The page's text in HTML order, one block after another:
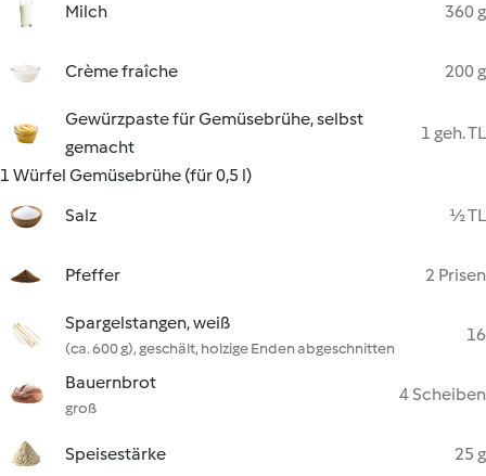
Milch 360 g
Crème fraîche 200 g
Gewürzpaste für Gemüsebrühe, selbst
gemacht
1 geh. TL
1 Würfel Gemüsebrühe (für 0,5 l)
Salz
½ TL
Pfeffer 2 Prisen
Spargelstangen, weiß
(ca. 600 g), geschält, holzige Enden abgeschnitten
16
Bauernbrot
groß
4 Scheiben
Speisestärke 25 g